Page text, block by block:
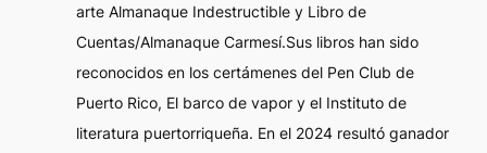
arteAlmanaque Indestructible y Libro de
Cuentas/Almanaque Carmesí.Sus libros han sido
reconocidos en los certámenes del Pen Club de
Puerto Rico, El barco de vapor y el Instituto de
literatura puertorriqueña. En el 2024 resultó ganador